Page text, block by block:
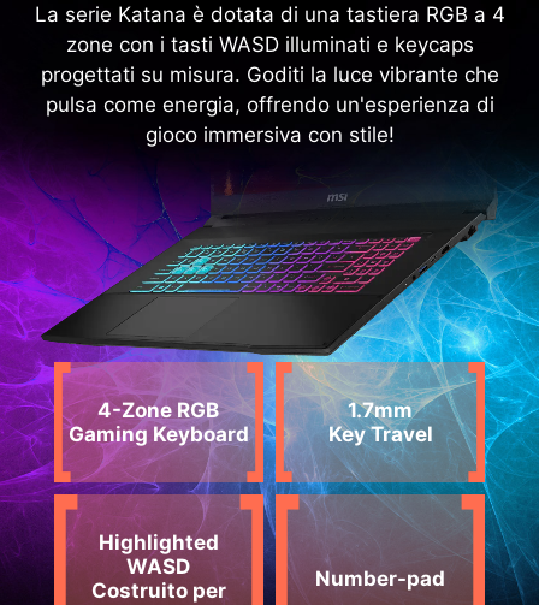
La serie Katana è dotata di una tastiera RGB a 4
zone con i tasti WASD illuminati e keycaps
progettati su misura. Goditi la luce vibrante che
pulsa come energia, offrendo un'esperienza di
gioco immersiva con stile!
4-Zone RGB
Gaming Keyboard
1.7mm
Key Travel
Highlighted
WASD
Costruito per
Number-pad